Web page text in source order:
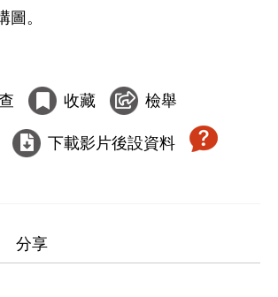
圖。
收藏 檢舉
下載影片後設資料
分享